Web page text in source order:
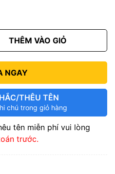
THÊM VÀO GIỎ
NGAY
THÊU TÊN
chú trong giỏ hàng
tên miễn phí vui lòng
trước.